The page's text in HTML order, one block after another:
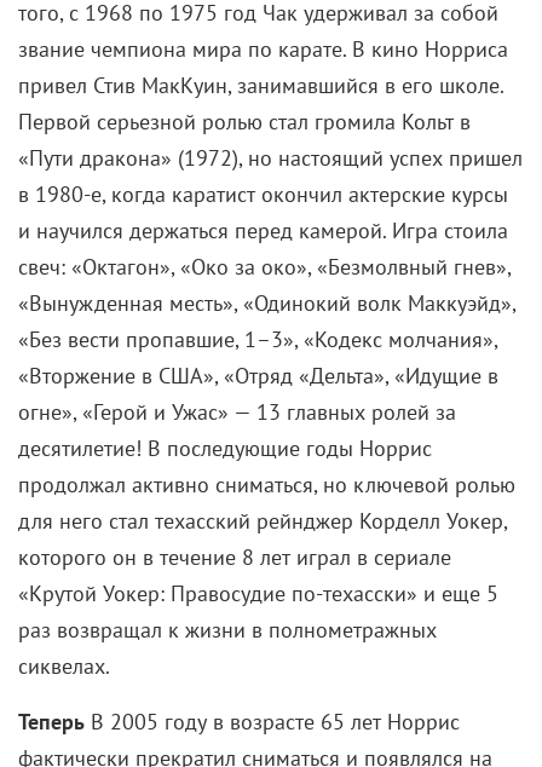
Японию в последние годы, а в супермаркетах
Страны восходящего солнца, согласно
криминальной статистике воровства из магазинов,
крадут в основном еду или вещи, чтобы продать и
потратить вырученное на повседневное
существование. Но неверно было бы считать фильм
специфически японским. Реальность позднего
капитализма, выбранная Корээды фоном, актуальна
для всех развитых стран и на Востоке, и на Западе.
В ней двое работающих взрослых вынуждены
воровать, чтобы прокормить себя и детей, а
традиционные семейные обязательства становятся
источником насилия. «Золотая пальмовая ветвь» —
не только приз за художественные достижения, но
и подтверждение универсальности фильма. Кстати,
премьер-министр Японии Синдзо Абе — при нем в
стране непрерывный экономический рост, но все
больше простых людей оказывается на обочине
общества — проигнорировал триумф
национального кино. Глава государства, обычно
отмечающий все спортивные и культурные победы